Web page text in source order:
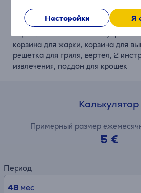
Насторойки Я
нержавеющей стали (4 сверху, 2
• Мощность 1700 Вт
корзина для жарки, корзина для
решетка для гриля, вертел, 2
извлечения, поддон для крошек
Калькулятор
Примерный размер
5 €
Период
48мес.